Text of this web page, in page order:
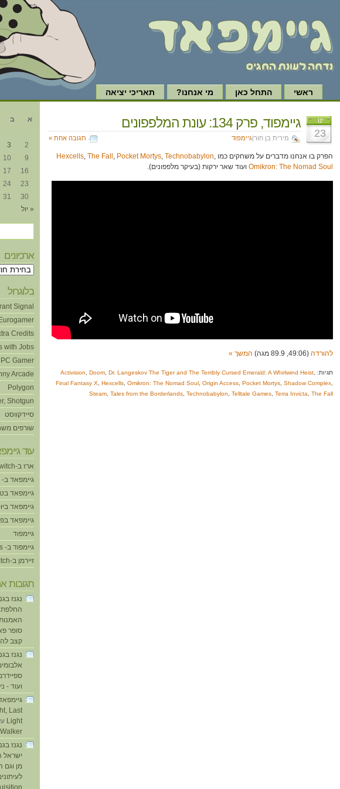
ראשי התחל כאן מי אנחנו? תאריכי יציאה
ינו
23
גיימפוד, פרק 134: עונת המלפפונים
מירית בן חור|גיימפוד תגובה אחת »
הפרק בו אנחנו מדברים על משחקים כמו Hexcells, The Fall , Pocket Mortys, Technobabylon,
Omikron: The Nomad Soul ועוד שאר ירקות (בעיקר מלפפונים).
להורדה (49:06, 89.9 מגה) המשך »
תגיות: Activision Doom Dr. Langeskov The Tiger and The Terribly Cursed Emerald: A Whirlwind Heist
Final Fantasy X
Hexcells Omikron: The Nomad Soul Origin Access Pocket Mortys Shadow Complex
Steam Tales from the Borderlands Technobabylon Telltale Games Terra Invicta The Fall
א
ב
2
3
9
10
16
17
23
24
30
31
« יול
ארכיונים
ארכיונים
בלוגרול
Signal
Eurogamer
Credits
with Jobs
PC Gamer
Arcade
Polygon
Shotgun
סיידקווסט
שורפים
עוד
ארז ב-Twitch
גיימפאד ב- Steam
גיימפאד
גיימפאד
גיימפאד
גיימפוד
גיימפוד ב- iTunes
זיירמן ב-Twitch
תגובות
החלפת
סופר
קצב
ועוד -
Last
Light
ישראל
מן וגם